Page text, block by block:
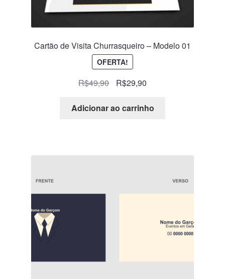
Cartão de Visita Churrasqueiro – Modelo 01
OFERTA!
R$49,90 R$29,90
Adicionar ao carrinho